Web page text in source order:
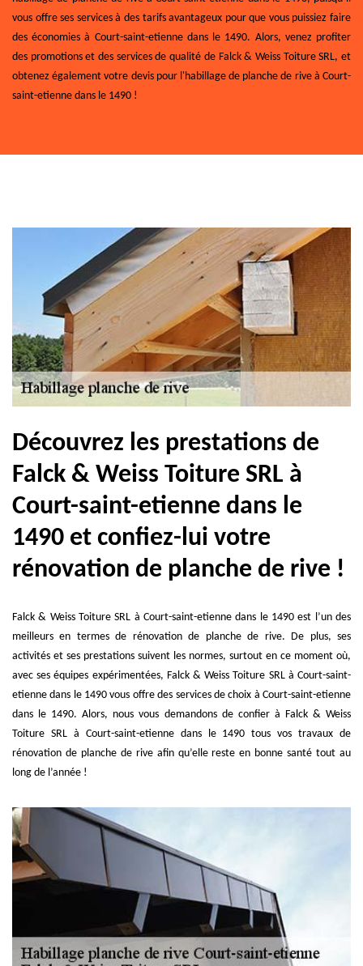
vous offre ses services à des tarifs avantageux pour que vous puissiez faire
des économies à Court-saint-etienne dans le 1490. Alors, venez profiter
des promotions et des services de qualité de Falck & Weiss Toiture SRL, et
obtenez également votre devis pour l'habillage de planche de rive à Court-
saint-etienne dans le 1490 !
Découvrez les prestations de
Falck & Weiss Toiture SRL à
Court-saint-etienne dans le
1490 et confiez-lui votre
rénovation de planche de rive !
Falck & Weiss Toiture SRL à Court-saint-etienne dans le 1490 est l’un des
meilleurs en termes de rénovation de planche de rive. De plus, ses
activités et ses prestations suivent les normes, surtout en ce moment où,
avec ses équipes expérimentées, Falck & Weiss Toiture SRL à Court-saint-
etienne dans le 1490 vous offre des services de choix à Court-saint-etienne
dans le 1490. Alors, nous vous demandons de confier à Falck & Weiss
Toiture SRL à Court-saint-etienne dans le 1490 tous vos travaux de
rénovation de planche de rive afin qu’elle reste en bonne santé tout au
long de l’année !